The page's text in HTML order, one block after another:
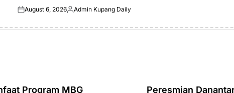
Posted
August 6, 2026Posted
Admin Kupang Daily
Program MBG
Peresmian